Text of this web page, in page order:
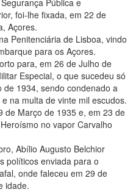
Pública e
foi-lhe fixada, em 22 de
Açores.
Penitenciária de Lisboa, vindo
para os Açores.
para, em 26 de Julho de
Especial, o que sucedeu só
1934, sendo condenado a
na multa de vinte mil escudos.
de Março de 1935 e, em 23 de
no vapor Carvalho
Abílio Augusto Belchior
políticos enviada para o
onde faleceu em 29 de
idade.